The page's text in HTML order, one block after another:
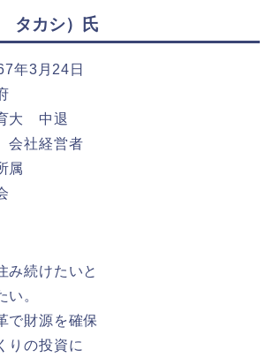
カシ）氏
年3月24日
大 中退
会社経営者
属
み続けたいと
い。
で財源を確保
りの投資に